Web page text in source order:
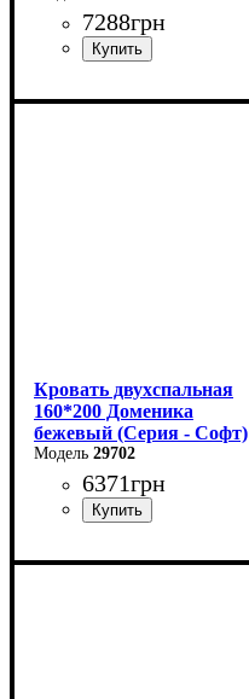
7288грн
Ширина: 99 см
Кровать двухспальная
160*200 Доменика
бежевый (Серия - Софт)
29702
6371грн